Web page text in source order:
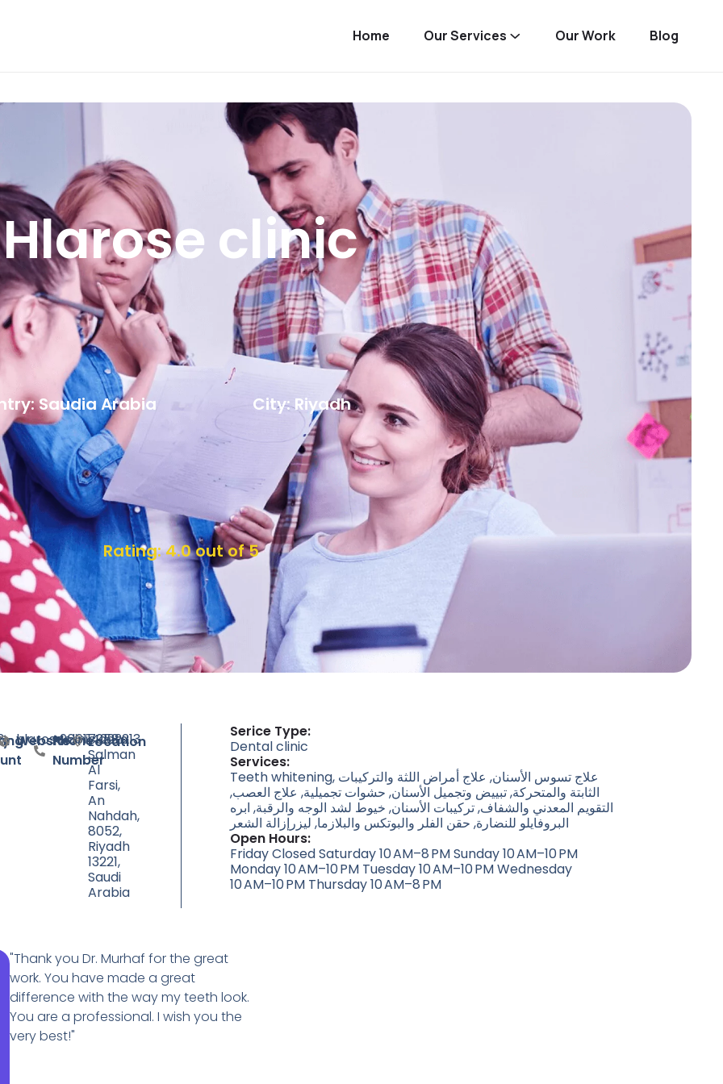
Home Our Services Our Work Blog
Hlarose clinic
Saudia Arabia City: Riyadh
Rating: 4.0 out of 5
Website
hlaroseclinic.com
Phone
Number
+966114222213
Location
7958
Salman
Al
Farsi,
An
Nahdah,
8052,
Riyadh
13221,
Saudi
Arabia
Serice Type:
Dental clinic
Services:
Teeth whitening, علاج تسوس الأسنان, علاج أمراض اللثة والتركيبات
الثابتة والمتحركة, تبييض وتجميل الأسنان, حشوات تجميلية, علاج العصب,
التقويم المعدني والشفاف, تركيبات الأسنان, خيوط لشد الوجه والرقبة, ابره
البروفايلو للنضارة, حقن الفلر والبوتكس والبلازما, ليزرإزالة الشعر
Open Hours:
Friday Closed Saturday 10 AM–8 PM Sunday 10 AM–10 PM
Monday 10 AM–10 PM Tuesday 10 AM–10 PM Wednesday
10 AM–10 PM Thursday 10 AM–8 PM
"Thank you Dr. Murhaf for the great
work. You have made a great
difference with the way my teeth look.
You are a professional. I wish you the
very best!"